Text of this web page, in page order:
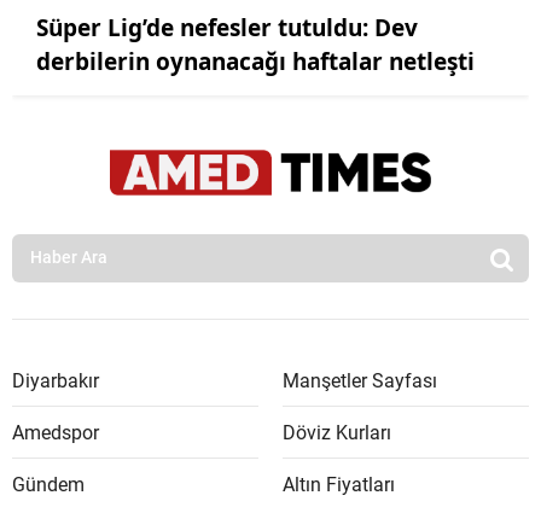
Süper Lig’de nefesler tutuldu: Dev
derbilerin oynanacağı haftalar netleşti
Diyarbakır
Amedspor
Gündem
Manşetler Sayfası
Döviz Kurları
Altın Fiyatları